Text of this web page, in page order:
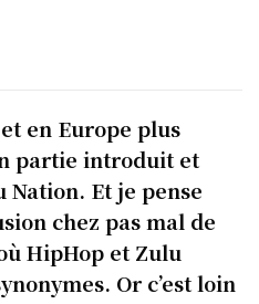
en Europe plus
partie introduit et
Et je pense
chez pas mal de
HipHop et Zulu
Or c’est loin